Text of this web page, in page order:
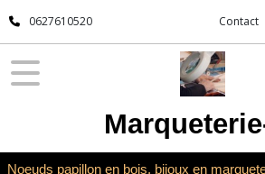
0627610520 Contact